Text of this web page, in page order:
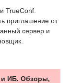
TrueConf.
приглашение от
сервер и
и ИБ. Обзоры,